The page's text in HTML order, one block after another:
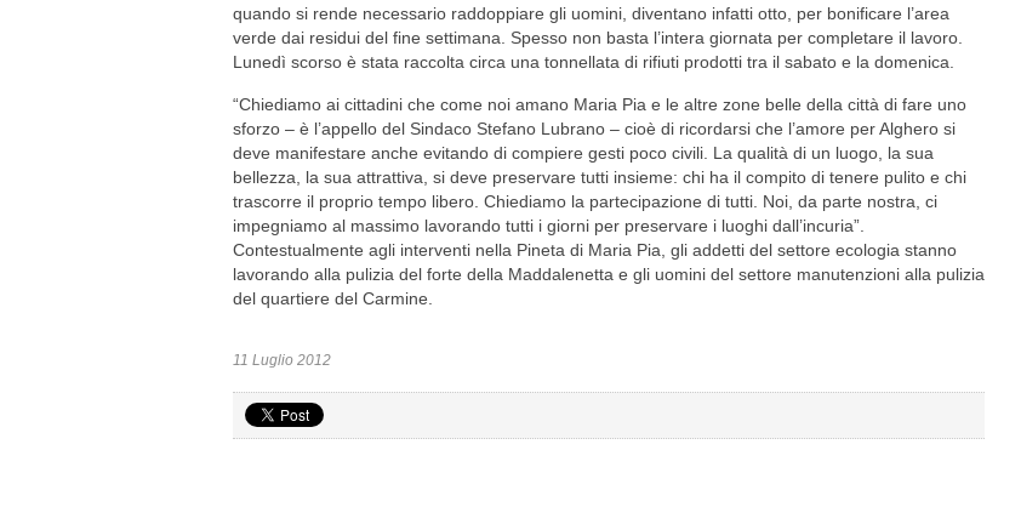
quando si rende necessario raddoppiare gli uomini, diventano infatti otto, per bonificare l’area
verde dai residui del fine settimana. Spesso non basta l’intera giornata per completare il lavoro.
Lunedì scorso è stata raccolta circa una tonnellata di rifiuti prodotti tra il sabato e la domenica.
“Chiediamo ai cittadini che come noi amano Maria Pia e le altre zone belle della città di fare uno
sforzo – è l’appello del Sindaco Stefano Lubrano – cioè di ricordarsi che l’amore per Alghero si
deve manifestare anche evitando di compiere gesti poco civili. La qualità di un luogo, la sua
bellezza, la sua attrattiva, si deve preservare tutti insieme: chi ha il compito di tenere pulito e chi
trascorre il proprio tempo libero. Chiediamo la partecipazione di tutti. Noi, da parte nostra, ci
impegniamo al massimo lavorando tutti i giorni per preservare i luoghi dall’incuria”.
Contestualmente agli interventi nella Pineta di Maria Pia, gli addetti del settore ecologia stanno
lavorando alla pulizia del forte della Maddalenetta e gli uomini del settore manutenzioni alla pulizia
del quartiere del Carmine.
11 Luglio 2012